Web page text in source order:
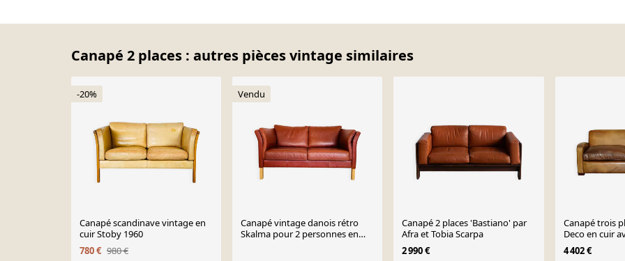
Canapé 2 places : autres pièces vintage similaires
-20%
Canapé scandinave vintage en
cuir Stoby 1960
780 € 980 €
Vendu
Canapé vintage danois rétro
Skalma pour 2 personnes en
Canapé 2 places 'Bastiano' par
Afra et Tobia Scarpa
2 990 €
Canapé trois
Deco en cuir
plumes
4 402 €